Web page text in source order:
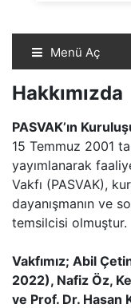
Menü Aç
Hakkımızda
PASVAK’ın
15 Temmuz 2001
yayımlanarak
Vakfı (PASVAK),
dayanışmanın ve
temsilcisi olmuştur.
Vakfımız; Abil
2022), Nafiz Öz,
ve Prof. Dr. Hasan